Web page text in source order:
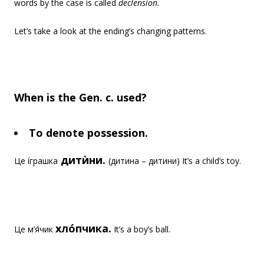
words by the case is called declension.
Let’s take a look at the ending’s changing patterns.
When is the Gen. c. used?
To denote possession.
Це íграшка дитѝни. (дитина – дитини) It’s a child’s toy.
Це м’я́чик хлóпчика. It’s a boy’s ball.